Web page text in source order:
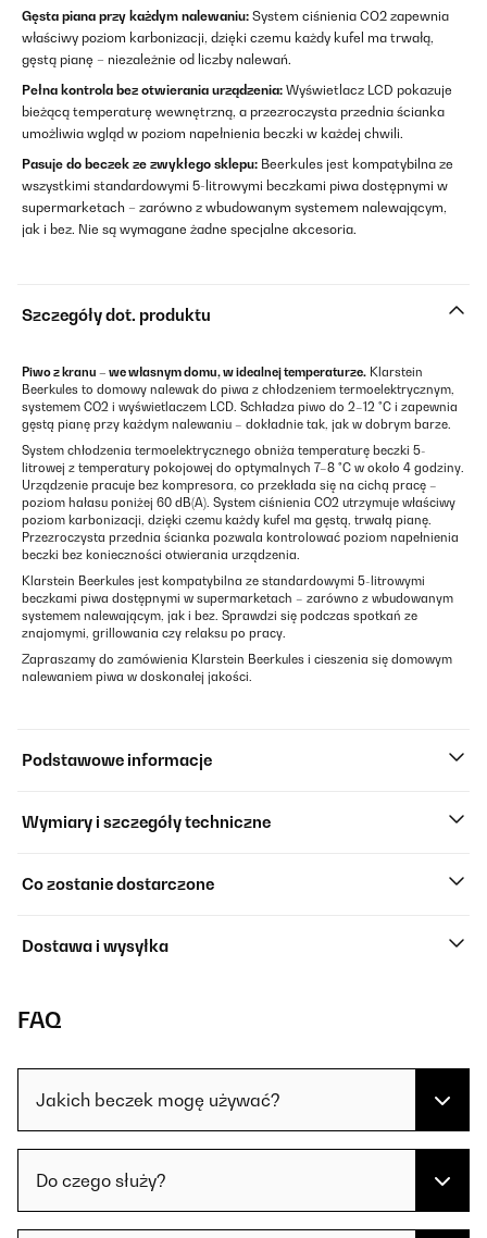
Gęsta piana przy każdym nalewaniu: System ciśnienia CO2 zapewnia
właściwy poziom karbonizacji, dzięki czemu każdy kufel ma trwałą,
gęstą pianę – niezależnie od liczby nalewań.
Pełna kontrola bez otwierania urządzenia: Wyświetlacz LCD pokazuje
bieżącą temperaturę wewnętrzną, a przezroczysta przednia ścianka
umożliwia wgląd w poziom napełnienia beczki w każdej chwili.
Pasuje do beczek ze zwykłego sklepu: Beerkules jest kompatybilna ze
wszystkimi standardowymi 5-litrowymi beczkami piwa dostępnymi w
supermarketach – zarówno z wbudowanym systemem nalewającym,
jak i bez. Nie są wymagane żadne specjalne akcesoria.
Szczegóły dot. produktu
Piwo z kranu – we własnym domu, w idealnej temperaturze. Klarstein
Beerkules to domowy nalewak do piwa z chłodzeniem termoelektrycznym,
systemem CO2 i wyświetlaczem LCD. Schładza piwo do 2–12 °C i zapewnia
gęstą pianę przy każdym nalewaniu – dokładnie tak, jak w dobrym barze.
System chłodzenia termoelektrycznego obniża temperaturę beczki 5-
litrowej z temperatury pokojowej do optymalnych 7–8 °C w około 4 godziny.
Urządzenie pracuje bez kompresora, co przekłada się na cichą pracę –
poziom hałasu poniżej 60 dB(A). System ciśnienia CO2 utrzymuje właściwy
poziom karbonizacji, dzięki czemu każdy kufel ma gęstą, trwałą pianę.
Przezroczysta przednia ścianka pozwala kontrolować poziom napełnienia
beczki bez konieczności otwierania urządzenia.
Klarstein Beerkules jest kompatybilna ze standardowymi 5-litrowymi
beczkami piwa dostępnymi w supermarketach – zarówno z wbudowanym
systemem nalewającym, jak i bez. Sprawdzi się podczas spotkań ze
znajomymi, grillowania czy relaksu po pracy.
Zapraszamy do zamówienia Klarstein Beerkules i cieszenia się domowym
nalewaniem piwa w doskonałej jakości.
Podstawowe informacje
Wymiary i szczegóły techniczne
Co zostanie dostarczone
Dostawa i wysyłka
FAQ
Jakich beczek mogę używać?
Do czego służy?